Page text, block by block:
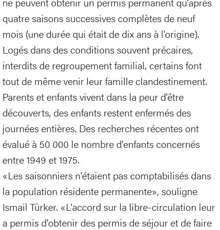
quatre saisons successives complètes de neuf
mois (une durée qui était de dix ans à l'origine).
Logés dans des conditions souvent précaires,
interdits de regroupement familial, certains font
tout de même venir leur famille clandestinement.
Parents et enfants vivent dans la peur d'être
découverts, des enfants restent enfermés des
journées entières. Des recherches récentes ont
évalué à 50 000 le nombre d'enfants concernés
entre 1949 et 1975.
«Les saisonniers n'étaient pas comptabilisés dans
la population résidente permanente», souligne
Ismail Türker. «L'accord sur la libre-circulation leur
a permis d'obtenir des permis de séjour et de faire